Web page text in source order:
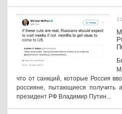
что от санкций, которые Россия
россияне, пытающиеся получить
президент РФ Владимир Путин...